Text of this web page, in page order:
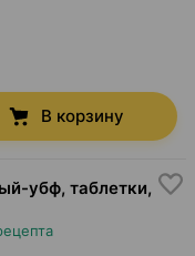
В корзину
убф, таблетки,